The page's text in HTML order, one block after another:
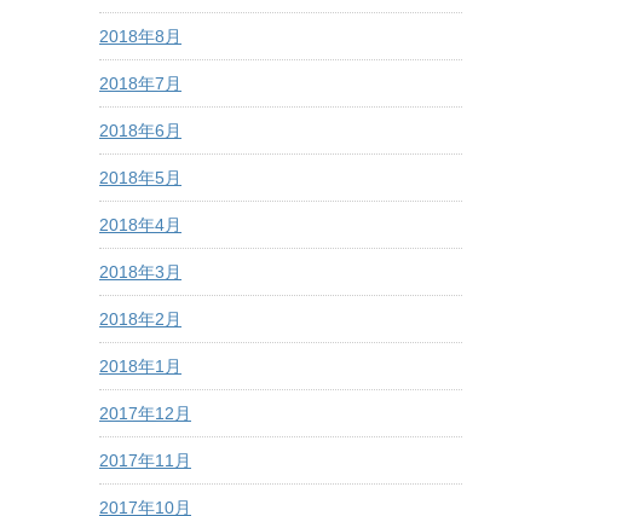
2018年8月
2018年7月
2018年6月
2018年5月
2018年4月
2018年3月
2018年2月
2018年1月
2017年12月
2017年11月
2017年10月